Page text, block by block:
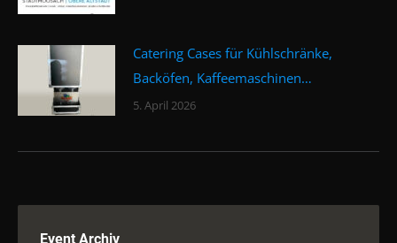
Catering Cases für Kühlschränke,
Backöfen, Kaffeemaschinen…
5. April 2026
Event Archiv